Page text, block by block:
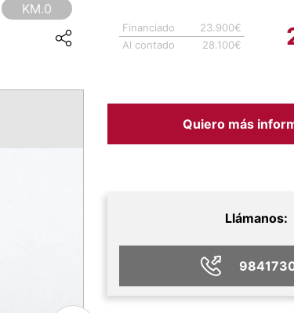
KM.0
Financiado
23.900€
Al contado
28.100€
Quiero más
Llámanos: